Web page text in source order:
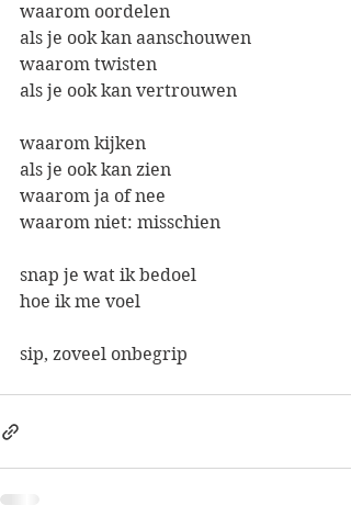
waarom oordelen
als je ook kan aanschouwen
waarom twisten
als je ook kan vertrouwen
waarom kijken
als je ook kan zien
waarom ja of nee
waarom niet: misschien
snap je wat ik bedoel
hoe ik me voel
sip, zoveel onbegrip